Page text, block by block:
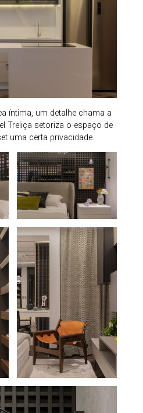
íntima, um detalhe chama a
Treliça setoriza o espaço de
uma certa privacidade.